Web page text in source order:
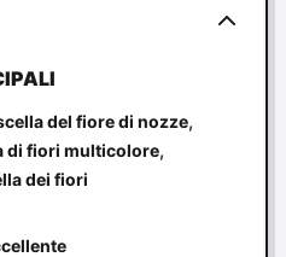
del fiore di nozze,
di fiori multicolore,
dei fiori